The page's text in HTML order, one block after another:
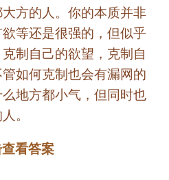
方的人。你的本质并非
等还是很强的，但似乎
制自己的欲望，克制自
如何克制也会有漏网的
地方都小气，但同时也
。
查看答案